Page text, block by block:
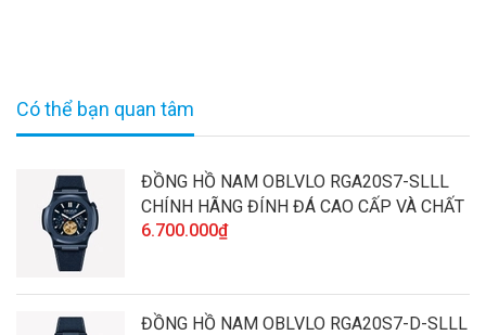
Có thể bạn quan tâm
ĐỒNG HỒ NAM OBLVLO RGA20S7-SLLL
CHÍNH HÃNG ĐÍNH ĐÁ CAO CẤP VÀ CHẤT
LƯỢNG
6.700.000₫
ĐỒNG HỒ NAM OBLVLO RGA20S7-D-SLLL